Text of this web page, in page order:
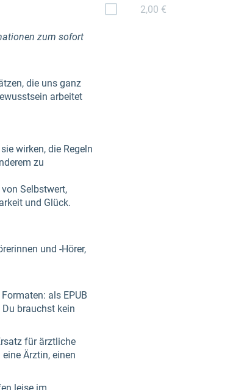
zum sofort
die uns ganz
arbeitet
wirken, die Regeln
zu
Selbstwert,
und Glück.
und -Hörer,
als EPUB
brauchst kein
für ärztliche
Ärztin, einen
2,00 €